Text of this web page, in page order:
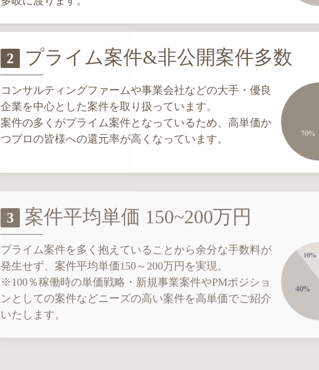
2 プライム案件&非公開案件多数
コンサルティングファームや事業会社などの大手・優良
企業を中心とした案件を取り扱っています。
案件の多くがプライム案件となっているため、高単価か
つプロの皆様への還元率が高くなっています。
3 案件平均単価 150~200万円
プライム案件を多く抱えていることから余分な手数料が
発生せず、案件平均単価150～200万円を実現。
※100％稼働時の単価戦略・新規事業案件やPMポジショ
ンとしての案件などニーズの高い案件を高単価でご紹介
いたします。